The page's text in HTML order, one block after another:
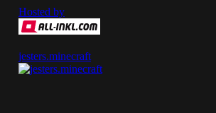
Hosted by
jesters.minecraft